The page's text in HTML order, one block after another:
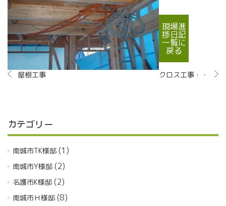
屋根工事 クロス工事・・
現場進
捗日記
一覧に
戻る
カテゴリー
南城市TK様邸 (1)
南城市Y様邸 (2)
名護市K様邸 (2)
南城市Ｈ様邸 (8)